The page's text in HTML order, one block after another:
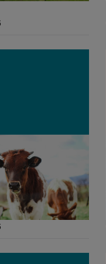
de grootste
veehouderij?